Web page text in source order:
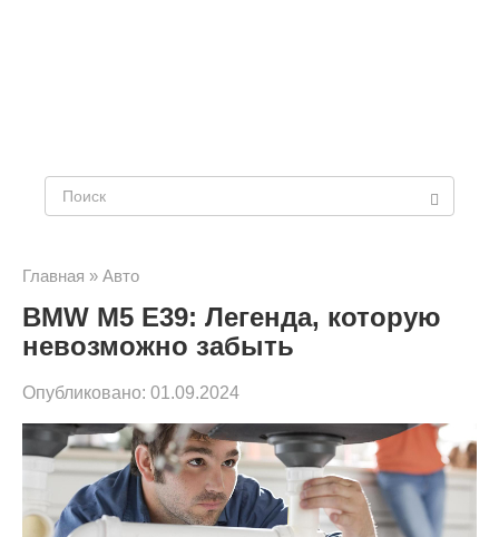
Главная » Авто
BMW M5 E39: Легенда, которую
невозможно забыть
Опубликовано: 01.09.2024